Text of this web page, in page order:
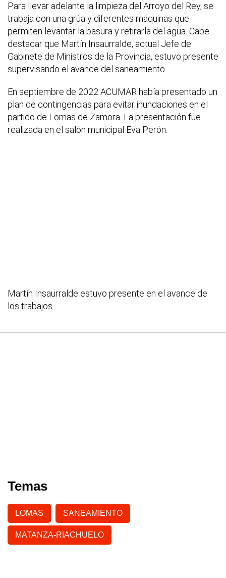
Para llevar adelante la limpieza del Arroyo del Rey, se
trabaja con una grúa y diferentes máquinas que
permiten levantar la basura y retirarla del agua. Cabe
destacar que Martín Insaurralde, actual Jefe de
Gabinete de Ministros de la Provincia, estuvo presente
supervisando el avance del saneamiento.
En septiembre de 2022 ACUMAR había presentado un
plan de contingencias para evitar inundaciones en el
partido de Lomas de Zamora. La presentación fue
realizada en el salón municipal Eva Perón.
Martín Insaurralde estuvo presente en el avance de
los trabajos.
Temas
LOMAS SANEAMIENTO
MATANZA-RIACHUELO